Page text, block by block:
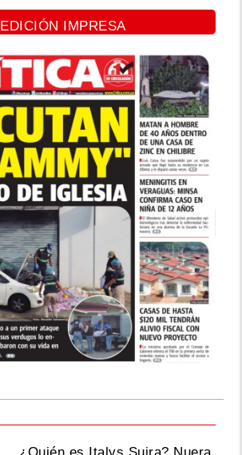
EDICIÓN IMPRESA
¿Quién es Italys Suira? Nuera